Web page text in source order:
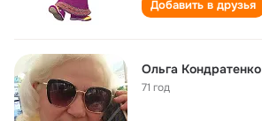
Добавить в друзья
Ольга Кондратенко
71 год